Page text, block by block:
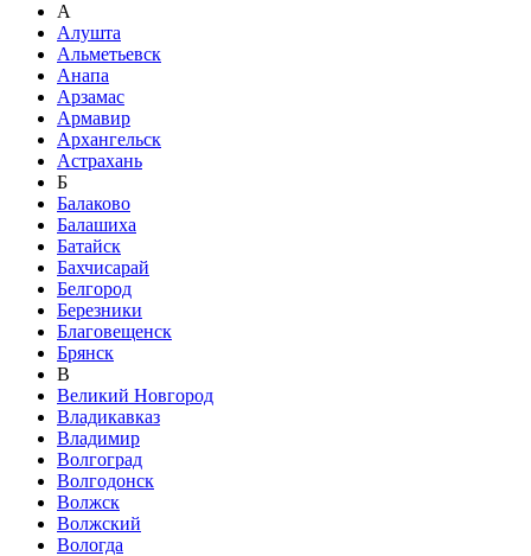
А
Алушта
Альметьевск
Анапа
Арзамас
Армавир
Архангельск
Астрахань
Б
Балаково
Балашиха
Батайск
Бахчисарай
Белгород
Березники
Благовещенск
Брянск
В
Великий Новгород
Владикавказ
Владимир
Волгоград
Волгодонск
Волжск
Волжский
Вологда